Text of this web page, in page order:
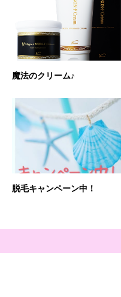
魔法のクリーム♪
脱毛キャンペーン中！